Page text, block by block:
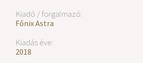
Kiadó / forgalmazó:
Főnix Astra
Kiadás éve:
2018